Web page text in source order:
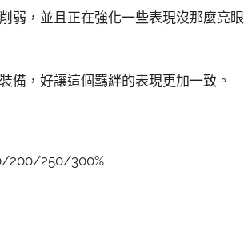
弱，並且正在強化一些表現沒那麼亮眼
備，好讓這個羈絆的表現更加一致。
200/250/300%